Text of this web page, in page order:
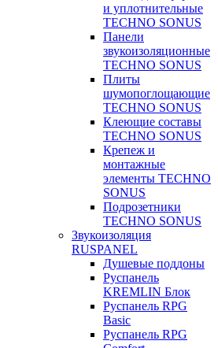
и уплотнительные
TECHNO SONUS
Панели
звукоизоляционные
TECHNO SONUS
Плиты
шумопоглощающие
TECHNO SONUS
Клеющие составы
TECHNO SONUS
Крепеж и
монтажные
элементы TECHNO
SONUS
Подрозетники
TECHNO SONUS
Звукоизоляция
RUSPANEL
Душевые поддоны
Руспанель
KREMLIN Блок
Руспанель RPG
Basic
Руспанель RPG